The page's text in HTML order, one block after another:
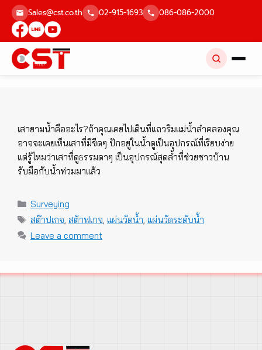
Skip
content
Sales@cst.co.th 02-915-1693 086-086-2000
เสายามน้ำคืออะไร?ถ้าคุณเคยไปเดินที่แถวริมแม่น้ำลำคลองคุณ
อาจจะเคยเห็นเสาที่มีขีดๆ ปักอยู่ในน้ำดูเป็นอุปกรณ์ที่เรียบง่าย
แต่รู้ไหมว่าเสาที่ดูธรรมดาๆ เป็นอุปกรณ์สุดล้ำที่ช่วยชาวบ้าน
รับมือกับน้ำท่วมมาแล้ว
Categories
Surveying
Tags
สต๊าปเกจ, สต้าฟเกจ, แผ่นวัดน้ำ, แผ่นวัดระดับน้ำ
Leave a comment